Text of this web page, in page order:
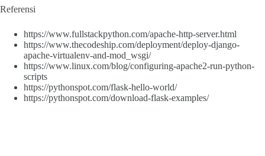
Referensi
https://www.fullstackpython.com/apache-http-server.html
https://www.thecodeship.com/deployment/deploy-django-
apache-virtualenv-and-mod_wsgi/
https://www.linux.com/blog/configuring-apache2-run-python-
scripts
https://pythonspot.com/flask-hello-world/
https://pythonspot.com/download-flask-examples/